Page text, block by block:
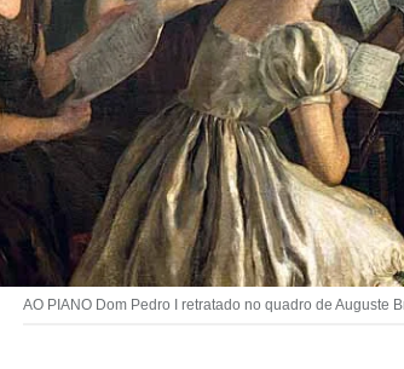
AO PIANO Dom Pedro I retratado no quadro de Auguste